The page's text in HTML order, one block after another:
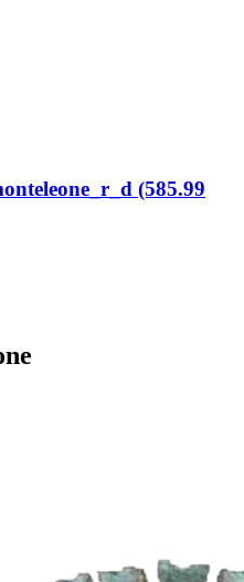
(585.99